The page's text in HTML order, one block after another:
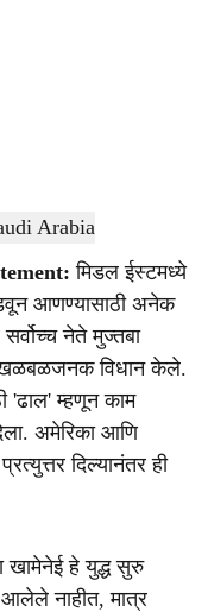
मिडल ईस्टमध्ये
आणण्यासाठी अनेक
नेते मुज्तबा
विधान केले.
'ढाल' म्हणून काम
अमेरिका आणि
दिल्यानंतर ही
खामेनेई हे युद्ध सुरु
आलेले नाहीत, मात्र